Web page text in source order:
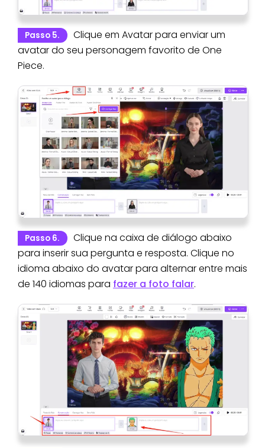
Passo 5.
Clique em Avatar para enviar um
avatar do seu personagem favorito de One
Piece.
Passo 6.
Clique na caixa de diálogo abaixo
para inserir sua pergunta e resposta. Clique no
idioma abaixo do avatar para alternar entre mais
de 140 idiomas para fazer a foto falar.